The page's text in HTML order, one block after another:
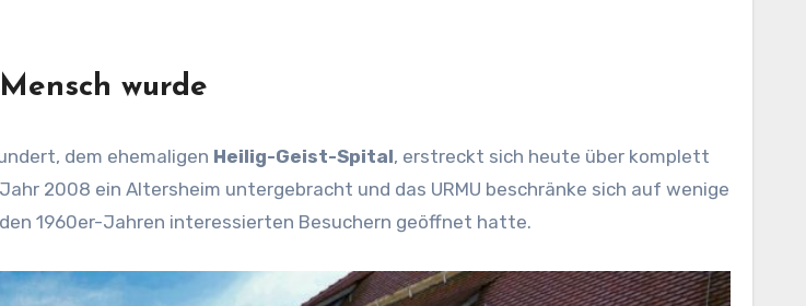
wurde
dem ehemaligen Heilig-Geist-Spital, erstreckt sich heute über komplett
2008 ein Altersheim untergebracht und das URMU beschränke sich auf wenige
1960er-Jahren interessierten Besuchern geöffnet hatte.